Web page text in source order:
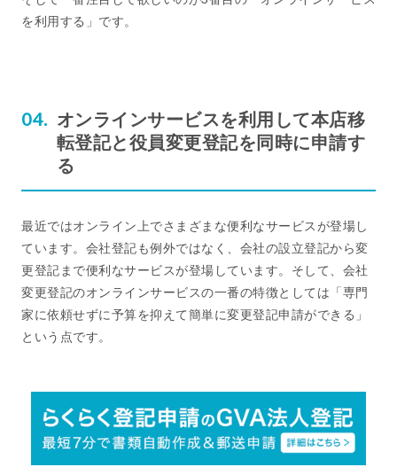
を利用する」です。
オンラインサービスを利用して本店移
転登記と役員変更登記を同時に申請す
る
最近ではオンライン上でさまざまな便利なサービスが登場し
ています。会社登記も例外ではなく、会社の設立登記から変
更登記まで便利なサービスが登場しています。そして、会社
変更登記のオンラインサービスの一番の特徴としては「専門
家に依頼せずに予算を抑えて簡単に変更登記申請ができる」
という点です。